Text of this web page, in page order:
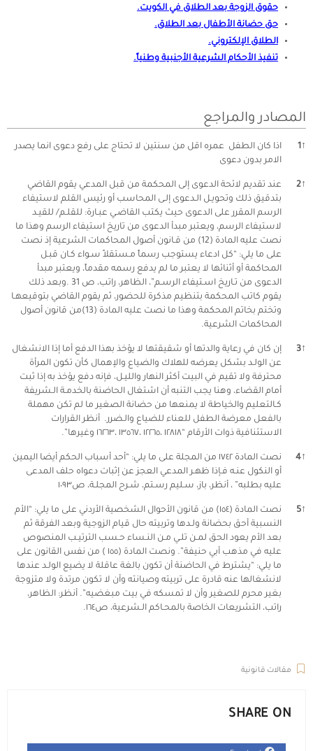
حقوق الزوجة بعد الطلاق في الكويت.
حق حضانة الأطفال بعد الطلاق.
الطلاق الإلكتروني.
تنفيذ الأحكام الشرعية الأجنبية وطنياً.
المصادر والمراجع
↑
1
اذا كان الطفل عمره اقل من سنتين لا تحتاج على رفع دعوى انما يصدر
الامر بدون دعوى
↑
2
عند تقديم لائحة الدعوى إلى المحكمة من قبل المدعي يقوم القاضي
بتدقيق ذلك وتحويـل الـدعوى إلـى المحاسب أو رئيس القلم لاستيفاء
الرسم المقرر على الدعوى حيث يكتب القاضـي عبـارة: للقلـم/ للقيـد
لاستيفاء الرسم، ويعتبر مبدأ الدعوى من تاريخ استيفاء الرسم وهذا ما
نصت عليه المادة (12) من قـانون أصول المحاكمات الشرعية إذ نصت
على ما يلي: “كل ادعاء يستوجب رسماً مـستقلاً سـواء كـان قبـل
المحاكمة أو أثنائها لا يعتبر ما لم يدفع رسمه مقدماً، ويعتبر مبدأ
الدعوى من تـاريخ اسـتيفاء الرسـم”، الظاهر، راتب، ص 31 .وبعد ذلك
يقوم كاتب المحكمة بتنظيم مذكرة للحضور، ثم يقوم القاضي بتوقيعهـا
وتختم بخاتم المحكمة وهذا ما نصت عليه المادة (13)من قانون أصول
المحاكمات الشرعية.
↑
3
إن كان في رعاية والدتها أو شقيقتها لا يؤخذ بهذا الدفع أما إذا الانشغال
عن الولـد بشكل يعرضه للهلاك والضياع والإهمال كأن تكون المرأة
محترفة ولا تقيم في البيت أكثر النهار والليـل، فإنه دفع يؤخذ به إذا ثبت
أمام القضاء، وهنا يجب التنبه أن اشتغال الحاضنة بالخدمـة الـشريفة
كـالتعليم والخياطة لا يمنعها من حضانة الصغير ما لم تكن مهملة
بالفعل معرضة الطفل للعناء للضياع والـضرر. أنظر القرارات
الاستئنافية ذوات الأرقام “١٢٨١٨ ،١٢٢٦٥ ،١٣٥٦٧ ،١٦٢٦٣ وغيرها”.
↑
4
نصت المادة ١٧٤٢ من المجلة على ما يلي: “أحد أسباب الحكم أيضا اليمين
أو النكول عنـه فـإذا ظهـر المدعي العجز عن إثبات دعواه حلف المدعى
عليه بطلبه” ، أنظر، باز، سـليم رسـتم، شـرح المجلـة، ص١٠٩٣
↑
5
نصت المادة (١٥٤) من قانون الأحوال الشخصية الأردني على ما يلي: “الأم
النسبية أحق بحضانة ولـدها وتربيته حال قيام الزوجية وبعد الفرقة ثم
بعد الأم يعود الحق لمـن تلـي مـن النـساء حـسب الترتيـب المنصوص
عليه في مذهب أبي حنيفة”. ونصت المادة (١٥٥ ) من نفس القانون على
ما يلي: “يشترط في الحاضنة أن تكون بالغة عاقلة لا يضيع الولـد عندها
لانشغالها عنه قادرة على تربيته وصيانته وأن لا تكون مرتدة ولا متزوجة
بغير محرم للصغير وأن لا تمسكه في بيت مبغضيه”. أنظر: الظاهر،
راتب، التشريعات الخاصة بالمحـاكم الـشرعية، ص١٦٤.
مقالات قانونية
SHARE ON